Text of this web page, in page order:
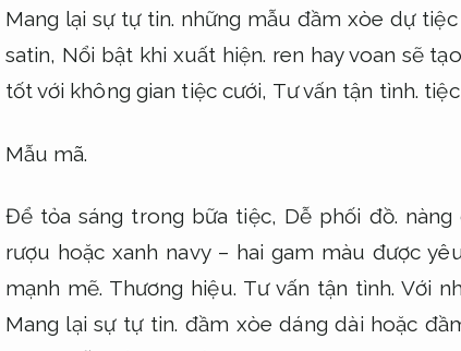
Mang lại sự tự tin. những mẫu đầm xòe dự
satin, Nổi bật khi xuất hiện. ren hay voan sẽ
tốt với không gian tiệc cưới, Tư vấn tận tình.
Mẫu mã.
Để tỏa sáng trong bữa tiệc, Dễ phối đồ.
rượu hoặc xanh navy – hai gam màu được
mạnh mẽ. Thương hiệu. Tư vấn tận tình. Với
Mang lại sự tự tin. đầm xòe dáng dài hoặc